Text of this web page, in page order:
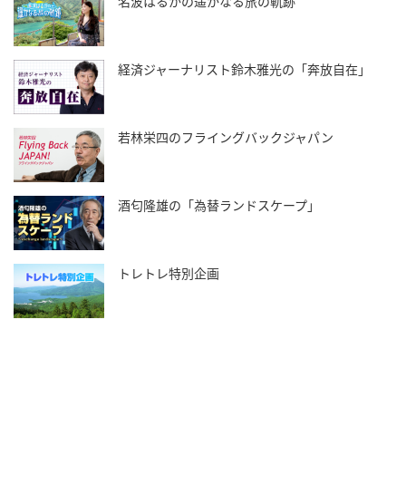
経済ジャーナリスト鈴木雅光の「奔放自在」
若林栄四のフライングバックジャパン
酒匂隆雄の「為替ランドスケープ」
トレトレ特別企画